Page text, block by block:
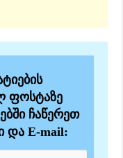
ფოსტაზე
ჩაწერეთ
და E-mail: